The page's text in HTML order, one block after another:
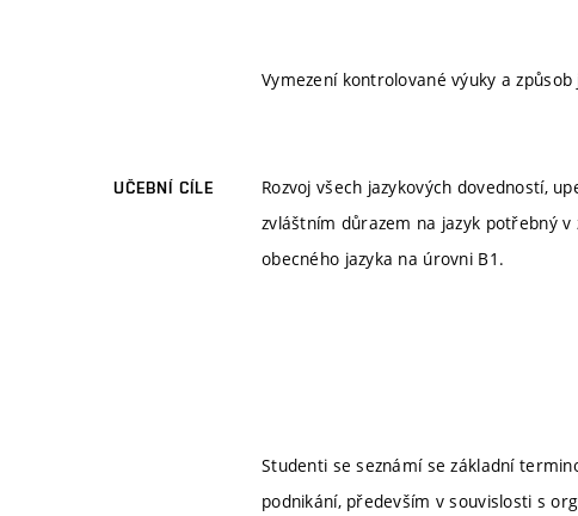
Vymezení kontrolované výuky a
UČEBNÍ CÍLE
Rozvoj všech jazykových dovedností,
zvláštním důrazem na jazyk potřebný
obecného jazyka na úrovni B1.
Studenti se seznámí se základní
podnikání, především v souvislosti s